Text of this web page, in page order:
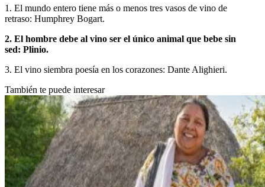
1. El mundo entero tiene más o menos tres vasos de vino de
retraso: Humphrey Bogart.
2. El hombre debe al vino ser el único animal que bebe sin
sed: Plinio.
3. El vino siembra poesía en los corazones: Dante Alighieri.
También te puede interesar